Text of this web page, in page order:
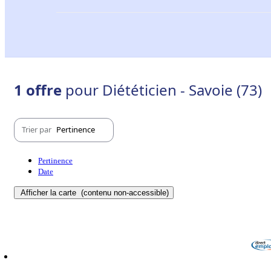
1 offre pour Diététicien - Savoie (73)
Trier par Pertinence
Pertinence
Date
Afficher la carte (contenu non-accessible)